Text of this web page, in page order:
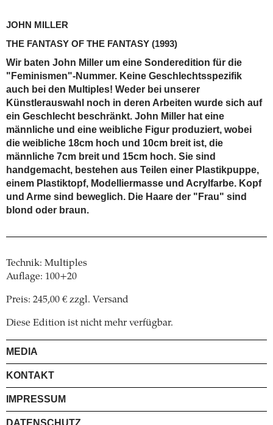
JOHN MILLER
THE FANTASY OF THE FANTASY (1993)
Wir baten John Miller um eine Sonderedition für die
"Feminismen"-Nummer. Keine Geschlechtsspezifik
auch bei den Multiples! Weder bei unserer
Künstlerauswahl noch in deren Arbeiten wurde sich auf
ein Geschlecht beschränkt. John Miller hat eine
männliche und eine weibliche Figur produziert, wobei
die weibliche 18cm hoch und 10cm breit ist, die
männliche 7cm breit und 15cm hoch. Sie sind
handgemacht, bestehen aus Teilen einer Plastikpuppe,
einem Plastiktopf, Modelliermasse und Acrylfarbe. Kopf
und Arme sind beweglich. Die Haare der "Frau" sind
blond oder braun.
Technik: Multiples
Auflage: 100+20
Preis: 245,00 € zzgl. Versand
Diese Edition ist nicht mehr verfügbar.
MEDIA
KONTAKT
IMPRESSUM